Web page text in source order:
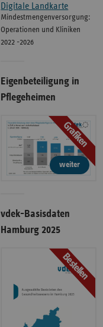
Digitale Landkarte
Mindestmengenversorgung:
Operationen und Kliniken
2022 -2026
Eigenbeteiligung in
Pflegeheimen
Grafiken
weiter
vdek-Basisdaten
Hamburg 2025
Bestellen